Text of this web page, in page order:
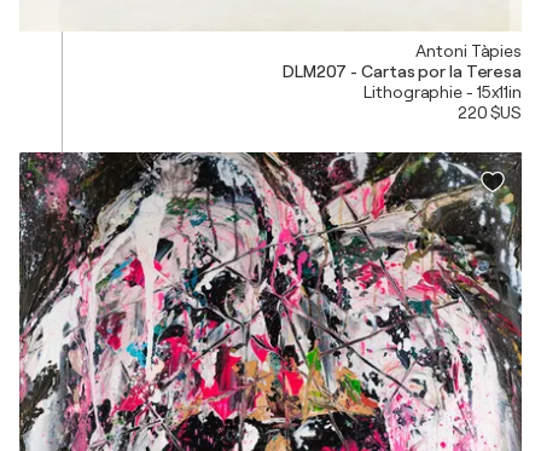
Antoni Tàpies
DLM207 - Cartas por la Teresa
Lithographie - 15x11in
220 $US